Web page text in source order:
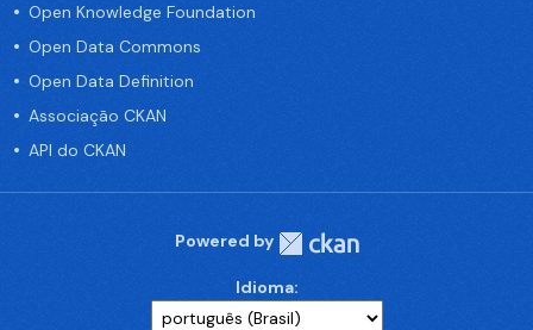
Open Knowledge Foundation
Open Data Commons
Open Data Definition
Associação CKAN
API do CKAN
Powered by
Idioma